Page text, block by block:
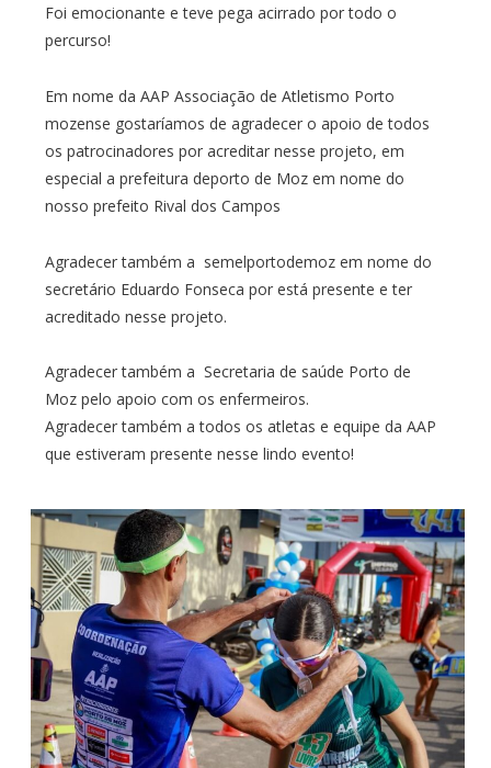
Foi emocionante e teve pega acirrado por todo o
percurso!
Em nome da AAP Associação de Atletismo Porto
mozense gostaríamos de agradecer o apoio de todos
os patrocinadores por acreditar nesse projeto, em
especial a prefeitura deporto de Moz em nome do
nosso prefeito Rival dos Campos
Agradecer também a semelportodemoz em nome do
secretário Eduardo Fonseca por está presente e ter
acreditado nesse projeto.
Agradecer também a Secretaria de saúde Porto de
Moz pelo apoio com os enfermeiros.
Agradecer também a todos os atletas e equipe da AAP
que estiveram presente nesse lindo evento!